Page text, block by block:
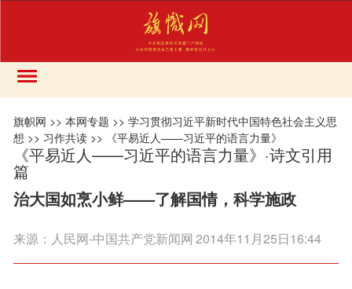
旗帜网 >>本网专题 >>学习贯彻习近平新时代中国特色社会主义思
想 >> 习作共读 >> 《平易近人——习近平的语言力量》
《平易近人——习近平的语言力量》·诗文引用
篇
治大国如烹小鲜——了解国情，科学施政
来源： 人民网-中国共产党新闻网2014年11月25日16:44